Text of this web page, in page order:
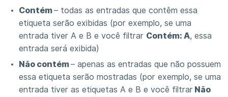
Contém– todas as entradas que contêm essa
etiqueta serão exibidas (por exemplo, se uma
entrada tiver A e B e você filtrar Contém: A, essa
entrada será exibida)
Não contém– apenas as entradas que não possuem
essa etiqueta serão mostradas (por exemplo, se uma
entrada tiver as etiquetas A e B e você filtrar Não